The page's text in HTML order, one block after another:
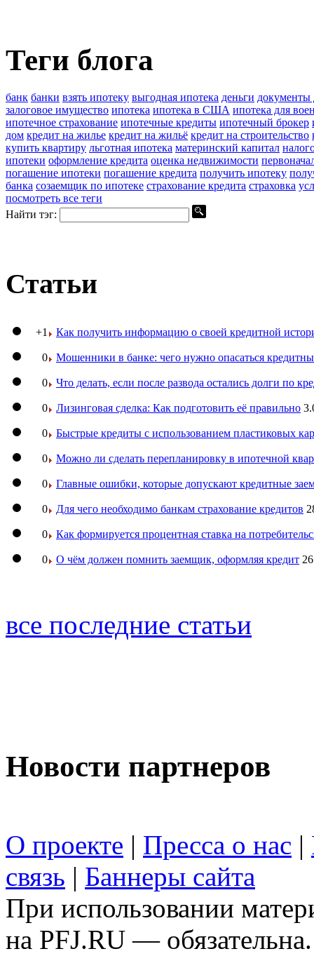
Теги блога
банк банки взять ипотеку выгодная ипотека деньги документы
залоговое имущество ипотека ипотека в США ипотека для
ипотечное страхование ипотечные кредиты ипотечный брокер
дом кредит на жилье кредит на жильё кредит на строительство
купить квартиру льготная ипотека материнский капитал
ипотеки оформление кредита оценка недвижимости
погашение ипотеки погашение кредита получить ипотеку
банка созаемщик по ипотеке страхование кредита страховка
посмотреть все теги
Найти тэг:
Статьи
+1 Как получить информацию о своей кредитной
0 Мошенники в банке: чего нужно опасаться
0 Что делать, если после развода остались долги по
0 Лизинговая сделка: Как подготовить её правильно
0 Быстрые кредиты с использованием пластиковых
0 Можно ли сделать перепланировку в ипотечной
0 Главные ошибки, которые допускают кредитные
0 Для чего необходимо банкам страхование кредитов
0 Как формируется процентная ставка на
0 О чём должен помнить заемщик, оформляя кредит
все последние статьи
Новости партнеров
О проекте | Пресса о нас |
связь | Баннеры сайта
При использовании
на PFJ.RU — обязательна.